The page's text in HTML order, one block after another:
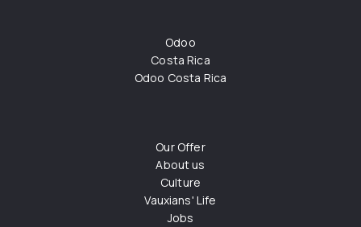
Odoo
Costa Rica
Odoo Costa Rica
Our Offer
About us
Culture
Vauxians' Life
Jobs